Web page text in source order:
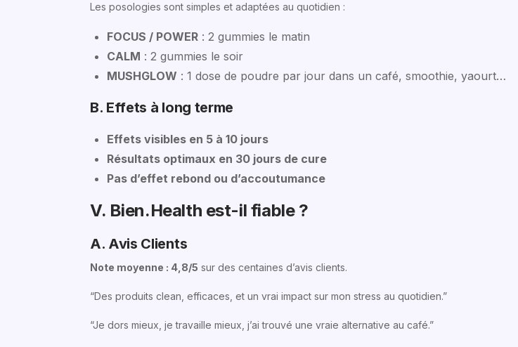
Les posologies sont simples et adaptées au quotidien :
FOCUS / POWER : 2 gummies le matin
CALM : 2 gummies le soir
MUSHGLOW : 1 dose de poudre par jour dans un café, smoothie, yaourt…
B. Effets à long terme
Effets visibles en 5 à 10 jours
Résultats optimaux en 30 jours de cure
Pas d’effet rebond ou d’accoutumance
V. Bien.Health est-il fiable ?
A. Avis Clients
Note moyenne : 4,8/5 sur des centaines d’avis clients.
“Des produits clean, efficaces, et un vrai impact sur mon stress au quotidien.”
“Je dors mieux, je travaille mieux, j’ai trouvé une vraie alternative au café.”